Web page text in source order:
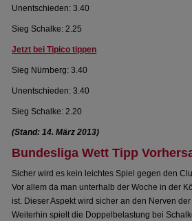
Unentschieden: 3.40
Sieg Schalke: 2.25
Jetzt bei Tipico tippen
Sieg Nürnberg: 3.40
Unentschieden: 3.40
Sieg Schalke: 2.20
(Stand: 14. März 2013)
Bundesliga Wett Tipp
Sicher wird es kein leichtes Spiel gegen den
Vor allem da man unterhalb der Woche in der
ist. Dieser Aspekt wird sicher an den Nerven
Weiterhin spielt die Doppelbelastung bei